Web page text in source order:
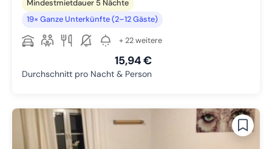
Mindestmietdauer 5 Nächte
19× Ganze Unterkünfte (2–12 Gäste)
+ 22 weitere
15,94 €
Durchschnitt pro Nacht & Person